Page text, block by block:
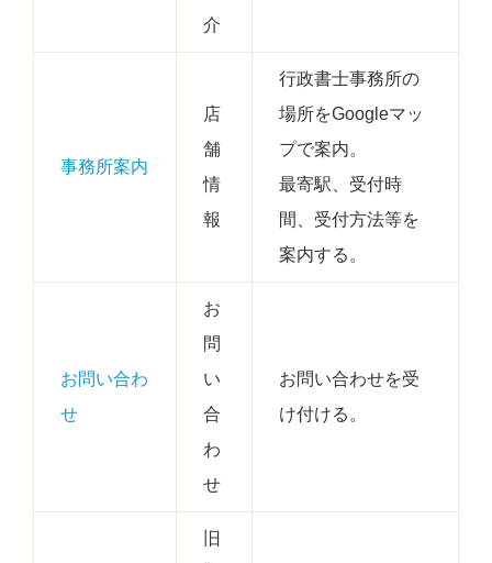
介
事務所案内
店
舗
情
報
行政書士事務所の
場所をGoogleマッ
プで案内。
最寄駅、受付時
間、受付方法等を
案内する。
お問い合わ
せ
お
問
い
合
わ
せ
お問い合わせを受
け付ける。
旧